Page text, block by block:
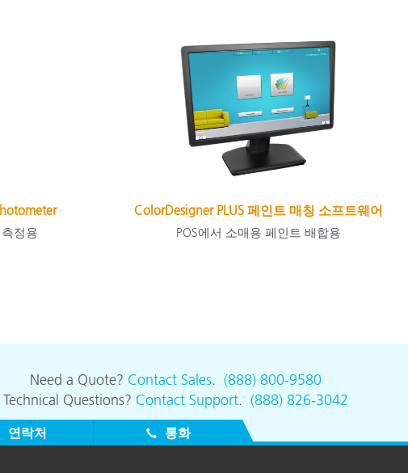
정용
ColorDesigner PLUS 페인트 매칭 소프트웨어
POS에서 소매용 페인트 배합용
Need a Quote? Contact Sales. (888) 800-9580
Technical Questions? Contact Support. (888) 826-3042
연락처 통화